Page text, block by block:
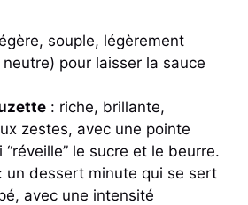
souple, légèrement
pour laisser la sauce
: riche, brillante,
zestes, avec une pointe
“réveille” le sucre et le beurre.
: un dessert minute qui se sert
avec une intensité